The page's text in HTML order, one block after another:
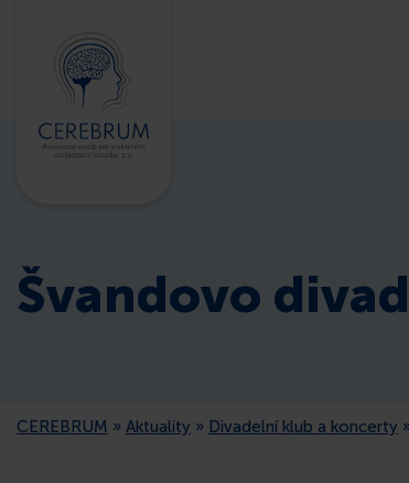
Švandovo
CEREBRUM » Aktuality » Divadelní klub a koncerty »